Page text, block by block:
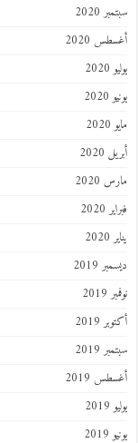
سبتمبر 2020
أغسطس 2020
يوليو 2020
يونيو 2020
مايو 2020
أبريل 2020
مارس 2020
فبراير 2020
يناير 2020
ديسمبر 2019
نوفمبر 2019
أكتوبر 2019
سبتمبر 2019
أغسطس 2019
يوليو 2019
يونيو 2019